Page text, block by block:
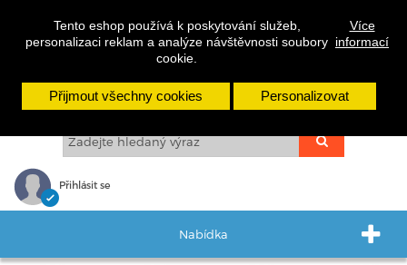
Tento eshop používá k poskytování služeb,
personalizaci reklam a analýze návštěvnosti soubory
cookie.
Více
informací
Přijmout všechny cookies Personalizovat
Přihlásit se
Nabídka